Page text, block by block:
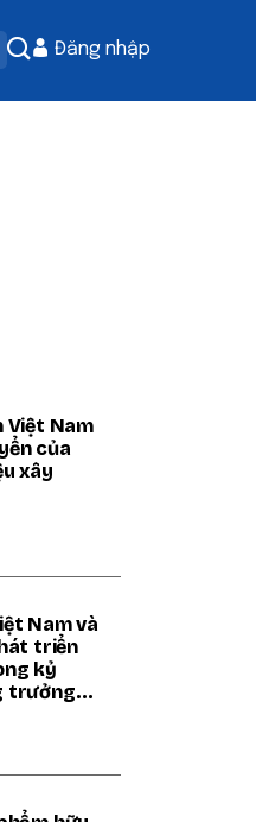
Đăng nhập
Việt Nam
của
xây
Nam và
triển
kỷ
trưởng